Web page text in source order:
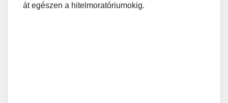
át egészen a hitelmoratóriumokig.